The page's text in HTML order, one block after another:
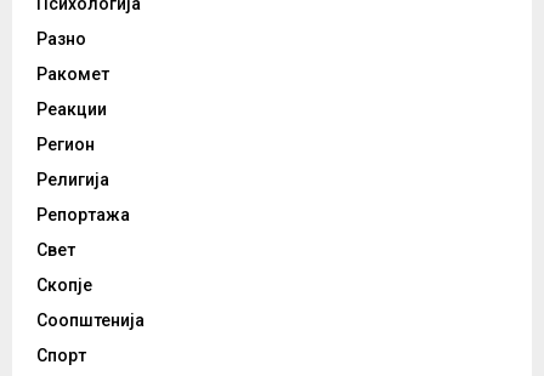
Разно
Ракомет
Реакции
Регион
Религија
Репортажа
Свет
Скопје
Соопштенија
Спорт